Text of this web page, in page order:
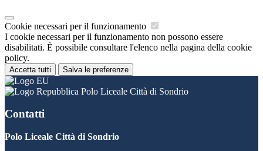
Cookie necessari per il funzionamento
I cookie necessari per il funzionamento non possono essere
disabilitati. È possibile consultare l'elenco nella pagina della cookie
policy.
Accetta tutti Salva le preferenze
Polo Liceale Città di Sondrio
Contatti
Polo Liceale Città di Sondrio